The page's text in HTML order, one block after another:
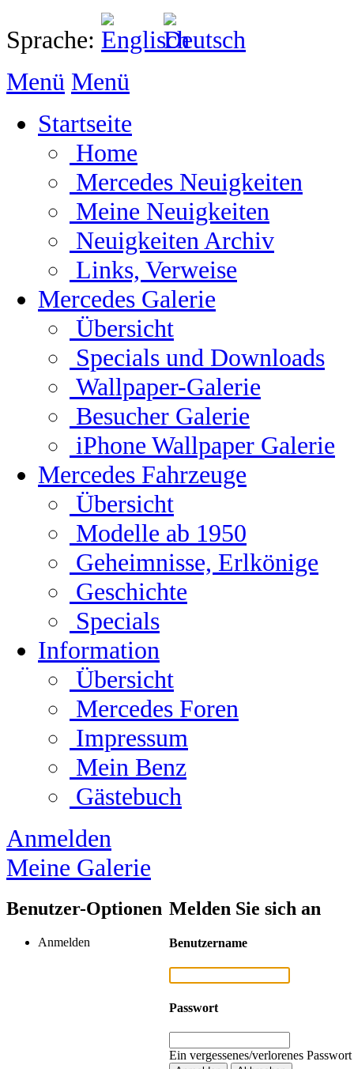
Sprache:
Menü Menü
Startseite
Home
Mercedes Neuigkeiten
Meine Neuigkeiten
Neuigkeiten Archiv
Links, Verweise
Mercedes Galerie
Übersicht
Specials und Downloads
Wallpaper-Galerie
Besucher Galerie
iPhone Wallpaper Galerie
Mercedes Fahrzeuge
Übersicht
Modelle ab 1950
Geheimnisse, Erlkönige
Geschichte
Specials
Information
Übersicht
Mercedes Foren
Impressum
Mein Benz
Gästebuch
Anmelden
Meine Galerie
Benutzer-Optionen
Anmelden
Melden Sie sich an
Benutzername
Passwort
Ein vergessenes/verlorenes